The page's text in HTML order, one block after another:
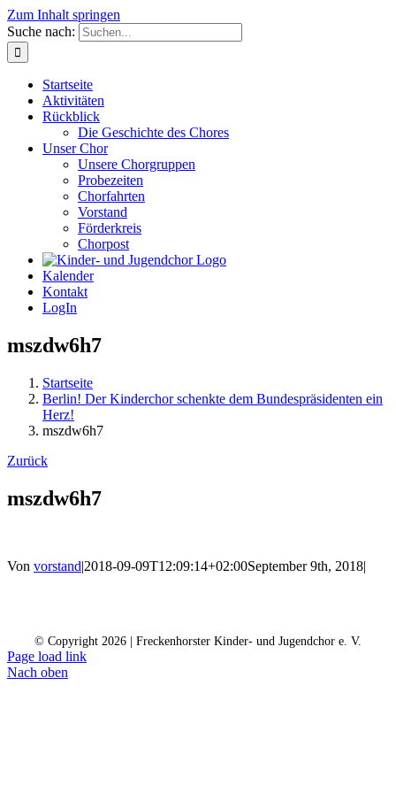
Zum Inhalt springen
Suche nach:
Startseite
Aktivitäten
Rückblick
Die Geschichte des Chores
Unser Chor
Unsere Chorgruppen
Probezeiten
Chorfahrten
Vorstand
Förderkreis
Chorpost
Kalender
Kontakt
LogIn
mszdw6h7
Startseite
Berlin! Der Kinderchor schenkte dem Bundespräsidenten ein
Herz!
mszdw6h7
Zurück
mszdw6h7
Von vorstand|2018-09-09T12:09:14+02:00September 9th, 2018|
© Copyright 2026 | Freckenhorster Kinder- und Jugendchor e. V.
Page load link
Nach oben